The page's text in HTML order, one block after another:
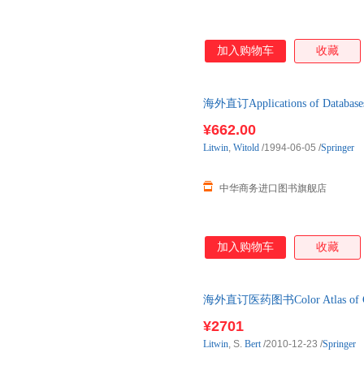
加入购物车 收藏
海外直订Applications of
¥662.00
中华商务进口图书旗舰店
Litwin, Witold /1994-06-05 /Springer
加入购物车 收藏
海外直订医药图书Color Atlas of
¥2701
Litwin, S. Bert/2010-12-23 /Springer